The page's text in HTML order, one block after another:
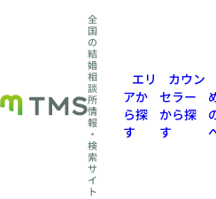
全
国
の
結
婚
相
談
所
情
報
・
検
索
サ
イ
ト
エリ
アか
ら探
す
カウン
セラー
から探
す